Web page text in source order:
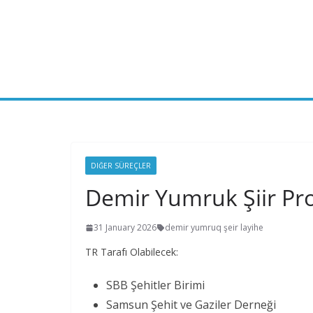
DIĞER SÜREÇLER
Demir Yumruk Şiir
31 January 2026 demir yumruq şeir layihe
TR Tarafı Olabilecek:
SBB Şehitler Birimi
Samsun Şehit ve Gaziler Derneği